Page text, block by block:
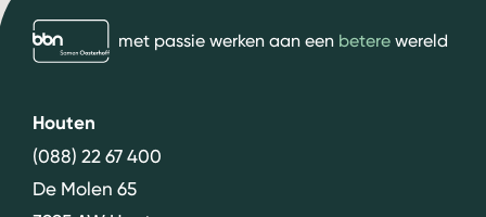
bbn adviseursmet passie werken aan een beterewereld
Houten
(088) 22 67 400
De Molen 65